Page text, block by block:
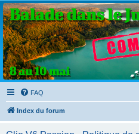
Clio V6 Passion
Le site français des passionnés de Clio V6
FAQ
Index du forum